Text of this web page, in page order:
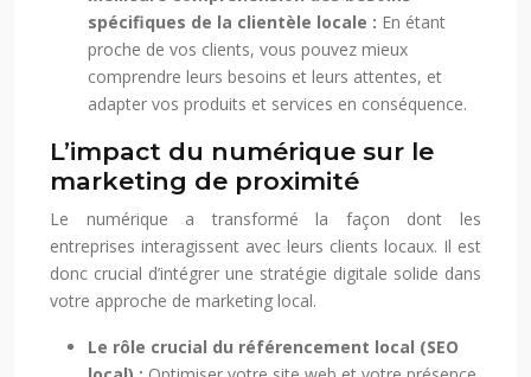
spécifiques de la clientèle locale : En étant
proche de vos clients, vous pouvez mieux
comprendre leurs besoins et leurs attentes, et
adapter vos produits et services en conséquence.
L’impact du numérique sur le
marketing de proximité
Le numérique a transformé la façon dont les
entreprises interagissent avec leurs clients locaux. Il est
donc crucial d’intégrer une stratégie digitale solide dans
votre approche de marketing local.
Le rôle crucial du référencement local (SEO